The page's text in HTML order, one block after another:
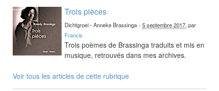
Trois pièces
Dichtgroei - Anneke Brassinga -5 septembre 2017, par
Francis
Trois poèmes de Brassinga traduits et mis en
musique, retrouvés dans mes archives.
Voir tous les articles de cette rubrique